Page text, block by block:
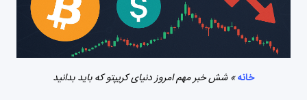
خانه» شش خبر مهم امروز دنیای کریپتو که باید بدانید